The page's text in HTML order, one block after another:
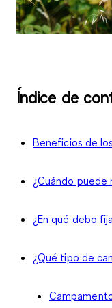
Índice de
Beneficios de
¿Cuándo puede
¿En qué debo
¿Qué tipo de